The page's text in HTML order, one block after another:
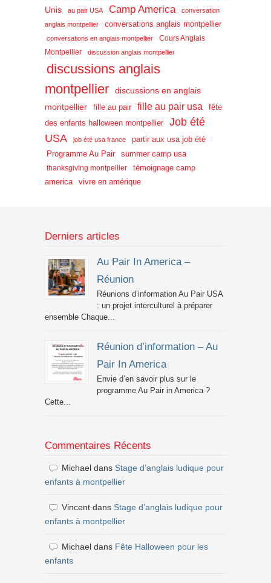
Unis
au pair USA Camp America
conversation
anglais montpellier
conversations anglais montpellier
conversations en anglais montpellier
Cours Anglais
Montpellier
discussion anglais montpellier
discussions anglais
montpellier
discussions en anglais
montpellier
fille au pair fille au pair usa
fête
des enfants halloween montpellier
Job été
USA
job été usa france
partir aux usa job été
Programme Au Pair
summer camp usa
thanksgiving montpellier
témoignage camp
america
vivre en amérique
Derniers articles
Au Pair In America –
Réunion
Réunions d’information Au Pair USA
: un projet interculturel à préparer
ensemble Chaque...
Réunion d’information – Au
Pair In America
Envie d’en savoir plus sur le
programme Au Pair in America ?
Cette...
Commentaires Récents
Michael dans Stage d’anglais ludique pour
enfants à montpellier
Vincent dans Stage d’anglais ludique pour
enfants à montpellier
Michael dans Fête Halloween pour les
enfants